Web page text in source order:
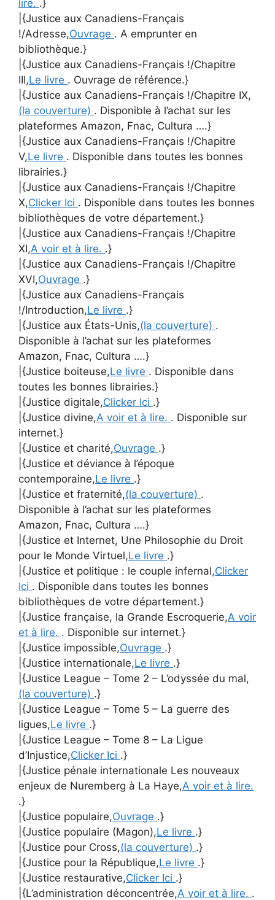
lire. .}
|{Justice aux Canadiens-Français
!/Adresse,Ouvrage . A emprunter en
bibliothèque.}
|{Justice aux Canadiens-Français !/Chapitre
III,Le livre . Ouvrage de référence.}
|{Justice aux Canadiens-Français !/Chapitre IX,
(la couverture) . Disponible à l’achat sur les
plateformes Amazon, Fnac, Cultura ….}
|{Justice aux Canadiens-Français !/Chapitre
V,Le livre . Disponible dans toutes les bonnes
librairies.}
|{Justice aux Canadiens-Français !/Chapitre
X,Clicker Ici . Disponible dans toutes les bonnes
bibliothèques de votre département.}
|{Justice aux Canadiens-Français !/Chapitre
XI,A voir et à lire. .}
|{Justice aux Canadiens-Français !/Chapitre
XVI,Ouvrage .}
|{Justice aux Canadiens-Français
!/Introduction,Le livre .}
|{Justice aux États-Unis,(la couverture) .
Disponible à l’achat sur les plateformes
Amazon, Fnac, Cultura ….}
|{Justice boiteuse,Le livre . Disponible dans
toutes les bonnes librairies.}
|{Justice digitale,Clicker Ici .}
|{Justice divine,A voir et à lire. . Disponible sur
internet.}
|{Justice et charité,Ouvrage .}
|{Justice et déviance à l’époque
contemporaine,Le livre .}
|{Justice et fraternité,(la couverture) .
Disponible à l’achat sur les plateformes
Amazon, Fnac, Cultura ….}
|{Justice et Internet, Une Philosophie du Droit
pour le Monde Virtuel,Le livre .}
|{Justice et politique : le couple infernal,Clicker
Ici . Disponible dans toutes les bonnes
bibliothèques de votre département.}
|{Justice française, la Grande Escroquerie,A voir
et à lire. . Disponible sur internet.}
|{Justice impossible,Ouvrage .}
|{Justice internationale,Le livre .}
|{Justice League – Tome 2 – L’odyssée du mal,
(la couverture) .}
|{Justice League – Tome 5 – La guerre des
ligues,Le livre .}
|{Justice League – Tome 8 – La Ligue
d’Injustice,Clicker Ici .}
|{Justice pénale internationale Les nouveaux
enjeux de Nuremberg à La Haye,A voir et à lire.
.}
|{Justice populaire,Ouvrage .}
|{Justice populaire (Magon),Le livre .}
|{Justice pour Cross,(la couverture) .}
|{Justice pour la République,Le livre .}
|{Justice restaurative,Clicker Ici .}
|{L’administration déconcentrée,A voir et à lire. .